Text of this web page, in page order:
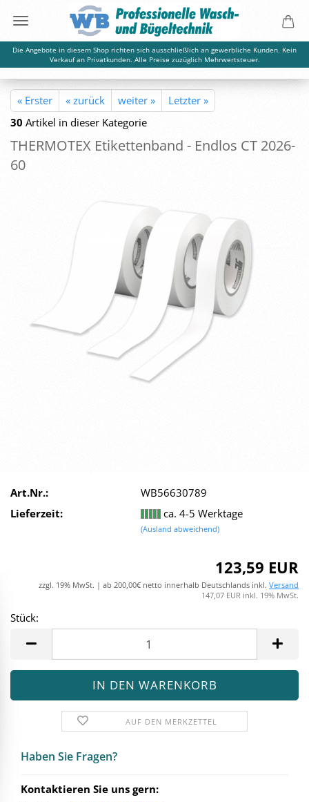
Die Angebote in diesem Shop richten sich ausschließlich an gewerbliche Kunden. Kein
Verkauf an Privatkunden. Alle Preise zuzüglich Mehrwertsteuer.
« Erster « zurück weiter »
Letzter »
30 Artikel in dieser Kategorie
THER­MO­TEX Eti­ket­ten­band - End­los CT 2026-​
60
Art.Nr.:
WB56630789
Lieferzeit:
ca. 4-5 Werktage
(Ausland abweichend)
123,59 EUR
zzgl. 19% MwSt. | ab 200,00€ netto innerhalb Deutschlands inkl. Versand
147,07 EUR inkl. 19% MwSt.
Stück:
AUF DEN MERKZETTEL
Haben Sie Fra­gen?
Kontaktieren Sie uns gern: